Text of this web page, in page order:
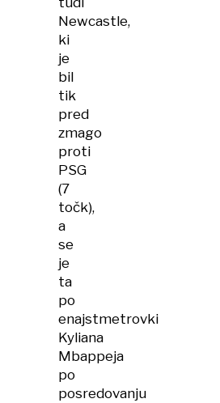
Newcastle,
ki
je
bil
tik
pred
zmago
proti
PSG
(7
točk),
a
se
je
ta
po
enajstmetrovki
Kyliana
Mbappeja
po
posredovanju